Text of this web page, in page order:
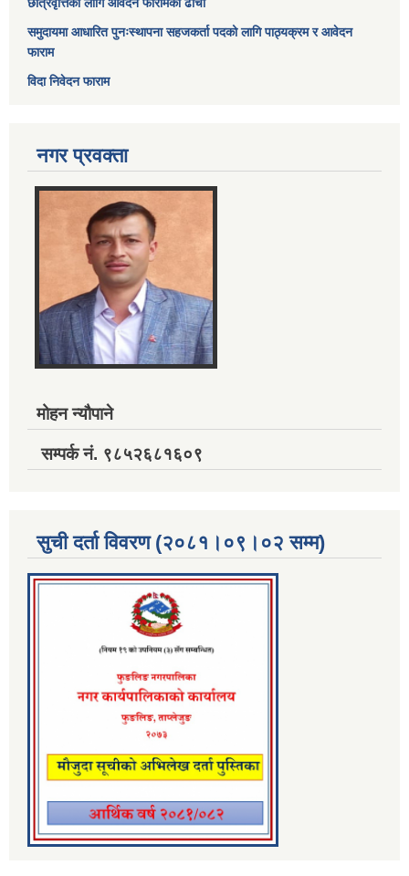
छात्रवृत्तिका लागि आवेदन फारामको ढाँचा
समुदायमा आधारित पुनःस्थापना सहजकर्ता पदको लागि पाठ्यक्रम र आवेदन
फाराम
विदा निवेदन फाराम
नगर प्रवक्ता
मोहन न्यौपाने
सम्पर्क नं. ९८५२६८१६०९
सुची दर्ता विवरण (२०८१।०९।०२ सम्म)